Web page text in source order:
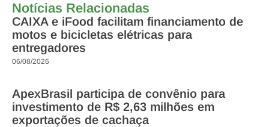
Notícias Relacionadas
CAIXA e iFood facilitam financiamento de
motos e bicicletas elétricas para
entregadores
06/08/2026
ApexBrasil participa de convênio para
investimento de R$ 2,63 milhões em
exportações de cachaça